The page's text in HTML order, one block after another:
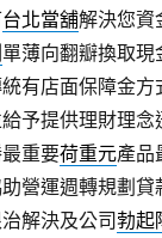
台北當舖解決您資
單薄向翻瓣換取
有店面保障金
予提供理財理念
重要荷重元產品
營運週轉規劃
解決及公司勃起